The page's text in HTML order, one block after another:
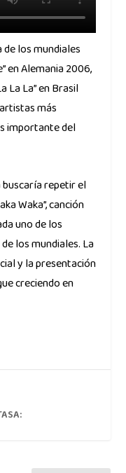
los mundiales
en Alemania 2006,
La La” en Brasil
más
importante del
buscaría repetir el
Waka”, canción
uno de los
los mundiales. La
y la presentación
creciendo en